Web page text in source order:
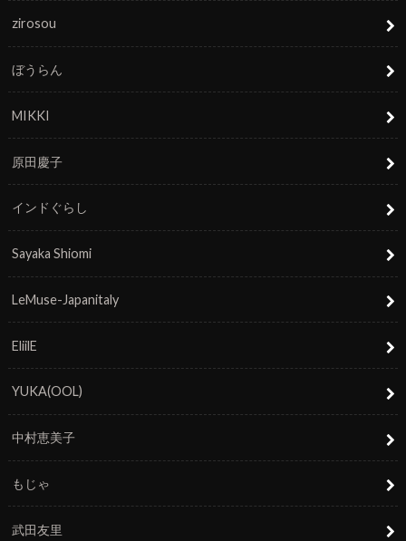
zirosou
ぼうらん
MIKKI
原田慶子
インドぐらし
Sayaka Shiomi
LeMuse-Japanitaly
EliilE
YUKA(OOL)
中村恵美子
もじゃ
武田友里